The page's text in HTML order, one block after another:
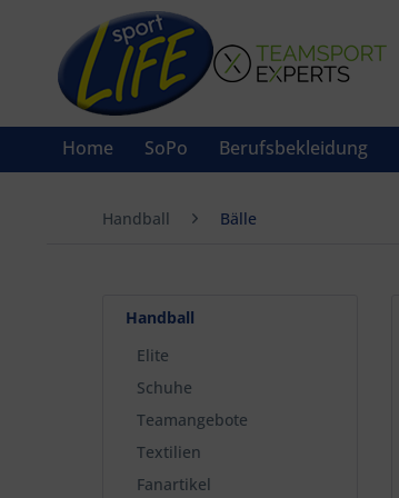
Home SoPo Berufsbekleidung
Handball Bälle
Handball
Elite
Schuhe
Teamangebote
Textilien
Fanartikel